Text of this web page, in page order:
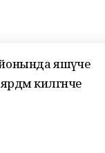
яшәүче
килгәнче